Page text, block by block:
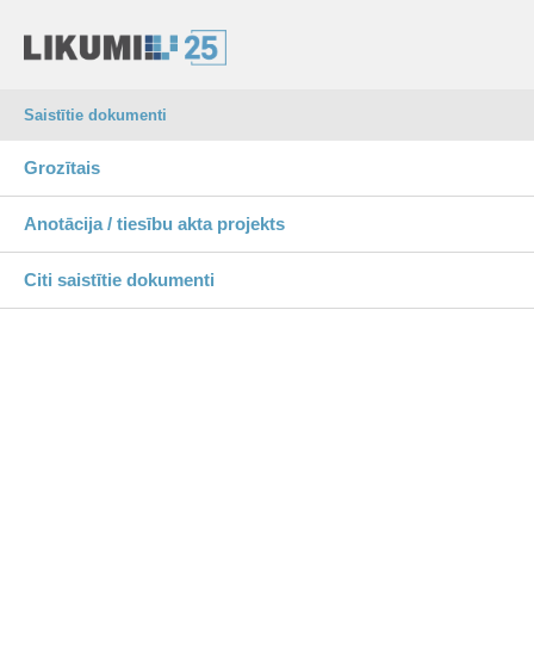
Saistītie dokumenti
Grozītais
Anotācija / tiesību akta projekts
Citi saistītie dokumenti